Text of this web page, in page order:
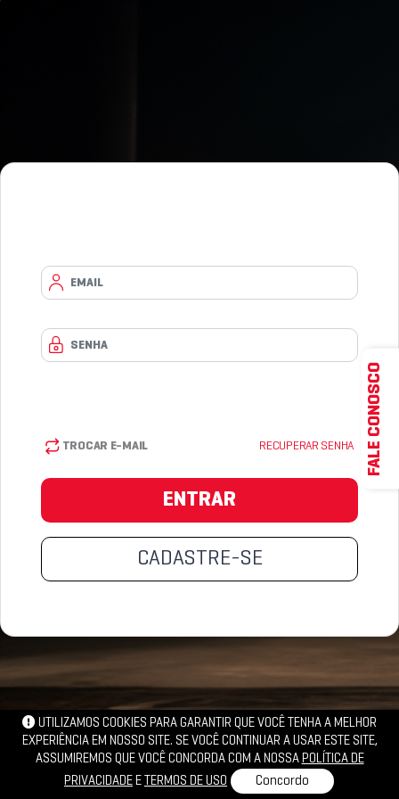
TROCAR E-MAIL RECUPERAR SENHA
ENTRAR
CADASTRE-SE
UTILIZAMOS COOKIES PARA GARANTIR QUE VOCÊ TENHA A MELHOR
EXPERIÊNCIA EM NOSSO SITE. SE VOCÊ CONTINUAR A USAR ESTE SITE,
ASSUMIREMOS QUE VOCÊ CONCORDA COM A NOSSA POLÍTICA DE
PRIVACIDADE E TERMOS DE USO Concordo
FALE CONOSCO